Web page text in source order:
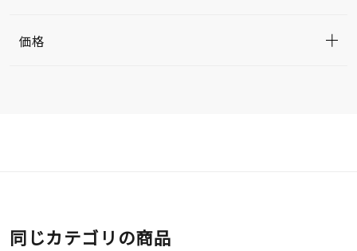
価格
同じカテゴリの商品